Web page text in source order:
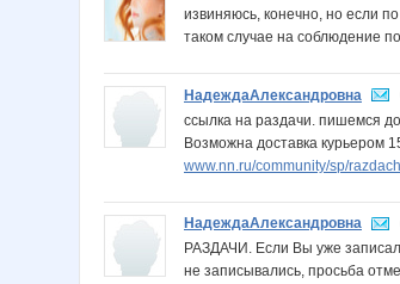
извиняюсь, конечно, но
таком случае на соблюдение
НадеждаАлександровна
ссылка на раздачи. пишемся
Возможна доставка курьером
www.nn.ru/community/sp/
НадеждаАлександровна
РАЗДАЧИ. Если Вы уже
не записывались, просьба